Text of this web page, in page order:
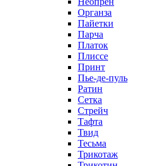
Органза
Пайетки
Парча
Платок
Плиссе
Принт
Пье-де-пуль
Ратин
Сетка
Стрейч
Тафта
Твид
Тесьма
Трикотаж